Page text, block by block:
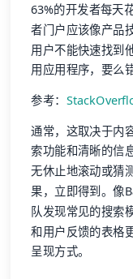
63%的开发者每天
者门户应该像产品
用户不能快速找到
用应用程序，要么
参考：
通常，这取决于内
索功能和清晰的信
无休止地滚动或猜
果，立即得到。像
队发现常见的搜索
和用户反馈的表格
呈现方式。